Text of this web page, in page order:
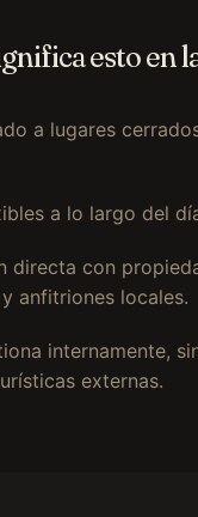
esto en
a lugares
a lo largo del
directa con
anfitriones locales.
internamente,
externas.